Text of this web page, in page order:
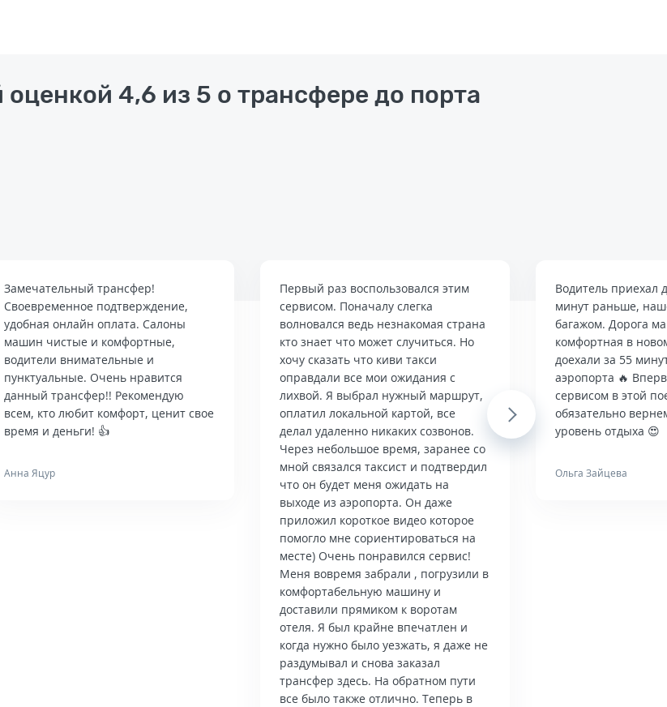
4,6 из 5 о трансфере до порта
Замечательный трансфер!
Своевременное подтверждение,
удобная онлайн оплата. Салоны
машин чистые и комфортные,
водители внимательные и
пунктуальные. Очень нравится
данный трансфер!! Рекомендую
всем, кто любит комфорт, ценит свое
время и деньги! 👍
Анна Яцур
Первый раз воспользовался этим
сервисом. Поначалу слегка
волновался ведь незнакомая страна
кто знает что может случиться. Но
хочу сказать что киви такси
оправдали все мои ожидания с
лихвой. Я выбрал нужный маршрут,
оплатил локальной картой, все
делал удаленно никаких созвонов.
Через небольшое время, заранее со
мной связался таксист и подтвердил
что он будет меня ожидать на
выходе из аэропорта. Он даже
приложил короткое видео которое
помогло мне сориентироваться на
месте) Очень понравился сервис!
Меня вовремя забрали , погрузили в
комфортабельную машину и
доставили прямиком к воротам
отеля. Я был крайне впечатлен и
когда нужно было уезжать, я даже не
раздумывал и снова заказал
трансфер здесь. На обратном пути
все было также отлично. Теперь в
Водитель приехал
минут раньше,
багажом. Дорога
комфортная в
доехали за 55
аэропорта 🔥
сервисом в этой
обязательно
уровень отдыха 😍
Ольга Зайцева
Next